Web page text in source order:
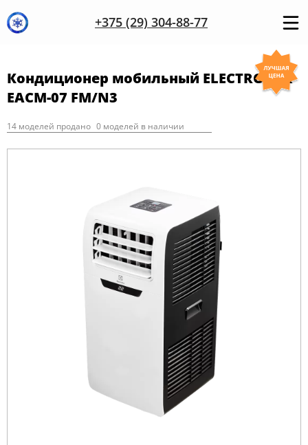
+375 (29) 304-88-77
Кондиционер мобильный ELECTROLUX
EACM-07 FM/N3
14 моделей продано 0 моделей в наличии